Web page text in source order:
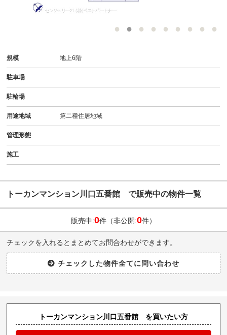
規模 地上6階
駐車場
駐輪場
用途地域 第二種住居地域
管理形態
施工
トーカンマンション川口五番館 で販売中の物件一覧
販売中:0件（非公開:0件）
チェックを入れるとまとめてお問合わせができます。
トーカンマンション川口五番館 を買いたい方